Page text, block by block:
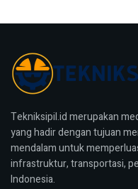
Tekniksipil.id merupakan
yang hadir dengan tujuan
mendalam untuk
infrastruktur, transportasi,
Indonesia.